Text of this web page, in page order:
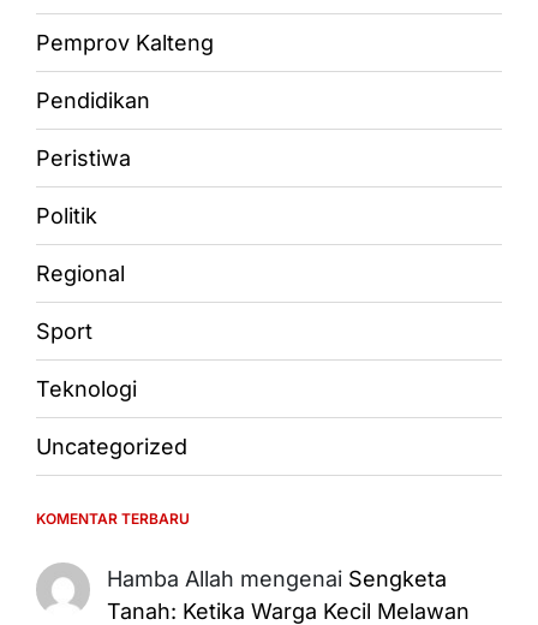
Pemprov Kalteng
Pendidikan
Peristiwa
Politik
Regional
Sport
Teknologi
Uncategorized
KOMENTAR TERBARU
Hamba Allah mengenai Sengketa
Tanah: Ketika Warga Kecil Melawan